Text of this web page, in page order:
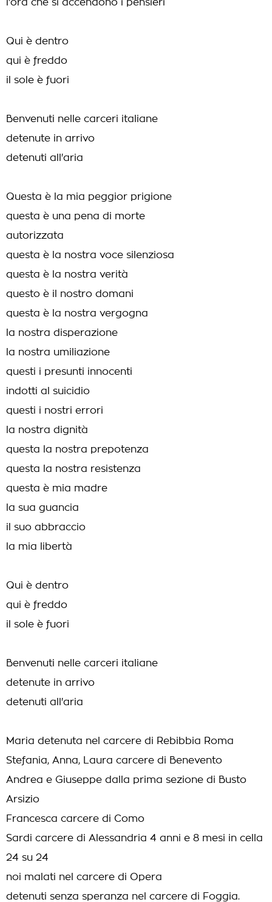
l'ora che si accendono i pensieri
Qui è dentro
qui è freddo
il sole è fuori
Benvenuti nelle carceri italiane
detenute in arrivo
detenuti all'aria
Questa è la mia peggior prigione
questa è una pena di morte
autorizzata
questa è la nostra voce silenziosa
questa è la nostra verità
questo è il nostro domani
questa è la nostra vergogna
la nostra disperazione
la nostra umiliazione
questi i presunti innocenti
indotti al suicidio
questi i nostri errori
la nostra dignità
questa la nostra prepotenza
questa la nostra resistenza
questa è mia madre
la sua guancia
il suo abbraccio
la mia libertà
Qui è dentro
qui è freddo
il sole è fuori
Benvenuti nelle carceri italiane
detenute in arrivo
detenuti all'aria
Maria detenuta nel carcere di Rebibbia Roma
Stefania, Anna, Laura carcere di Benevento
Andrea e Giuseppe dalla prima sezione di Busto
Arsizio
Francesca carcere di Como
Sardi carcere di Alessandria 4 anni e 8 mesi in cella
24 su 24
noi malati nel carcere di Opera
detenuti senza speranza nel carcere di Foggia.